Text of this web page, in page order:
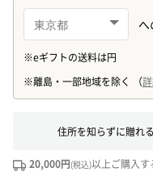
住所を知らずに贈れる
20,000円(税込)以上ご購入す